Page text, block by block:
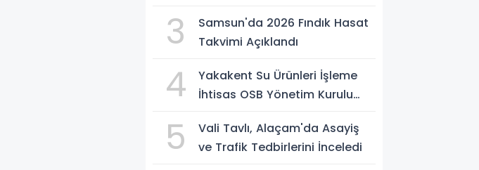
3
Samsun'da 2026 Fındık Hasat
Takvimi Açıklandı
4
Yakakent Su Ürünleri İşleme
İhtisas OSB Yönetim Kurulu
5
Vali Tavlı, Alaçam'da Asayiş
ve Trafik Tedbirlerini İnceledi